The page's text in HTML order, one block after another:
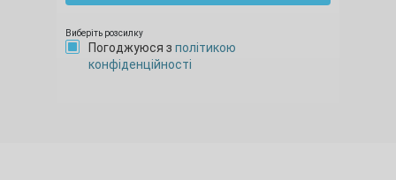
Виберіть розсилку
Погоджуюся з політикою
конфіденційності